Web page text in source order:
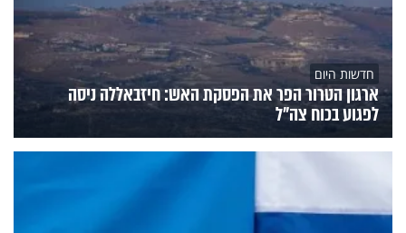
חדשות היום
ארגון הטרור הפר את הפסקת האש: חיזבאללה ניסה
לפגוע בכוח צה"ל